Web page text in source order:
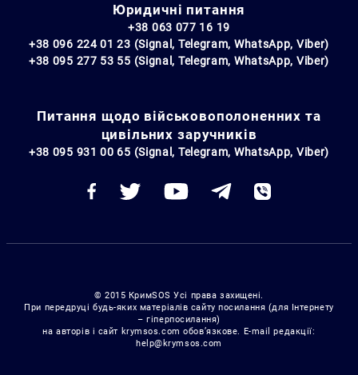
Юридичні питання
+38 063 077 16 19
+38 096 224 01 23 (Signal, Telegram, WhatsApp, Viber)
+38 095 277 53 55 (Signal, Telegram, WhatsApp, Viber)
Питання щодо військовополоненних та
цивільних заручників
+38 095 931 00 65 (Signal, Telegram, WhatsApp, Viber)
© 2015 КримSOS Усі права захищені.
При передруці будь-яких матеріалів сайту посилання (для Інтернету
– гіперпосилання)
на авторів і сайт krymsos.com обов’язкове. E-mail редакції:
help@krymsos.com